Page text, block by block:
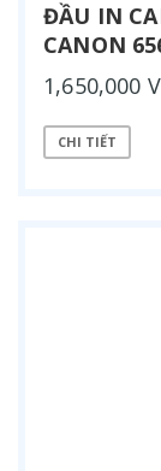
ĐẦU IN
CANON
1,650,000
CHI TIẾT